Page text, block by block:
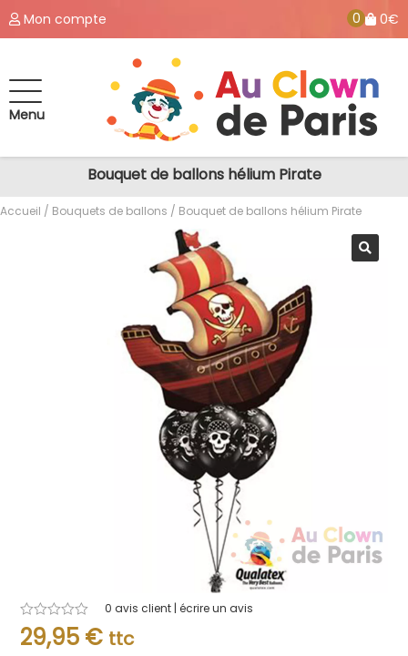
Mon compte 0 0€
Menu
Bouquet de ballons hélium Pirate
Accueil / Bouquets de ballons / Bouquet de ballons hélium Pirate
Note
0.001
0 avis client | écrire un avis
29,95 € ttc